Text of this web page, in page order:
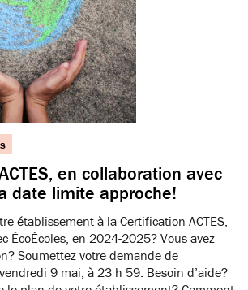
en collaboration avec
date limite approche!
établissement à la Certification ACTES,
ÉcoÉcoles, en 2024-2025? Vous avez
Soumettez votre demande de
9 mai, à 23 h 59. Besoin d’aide?